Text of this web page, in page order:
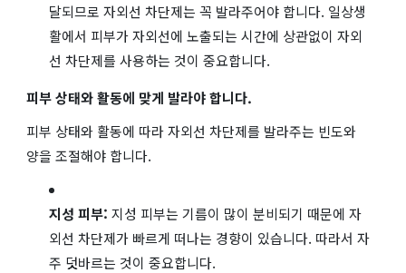
달되므로 자외선 차단제는 꼭 발라주어야 합니다. 일상생
활에서 피부가 자외선에 노출되는 시간에 상관없이 자외
선 차단제를 사용하는 것이 중요합니다.
피부 상태와 활동에 맞게 발라야 합니다.
피부 상태와 활동에 따라 자외선 차단제를 발라주는 빈도와
양을 조절해야 합니다.
지성 피부: 지성 피부는 기름이 많이 분비되기 때문에 자
외선 차단제가 빠르게 떠나는 경향이 있습니다. 따라서 자
주 덧바르는 것이 중요합니다.